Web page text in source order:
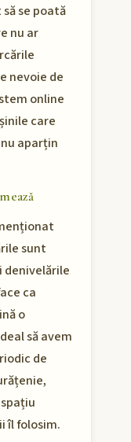
se poată
nu ar
nevoie de
online
care
aparțin
sunt
ca
o
să avem
de
îl folosim.